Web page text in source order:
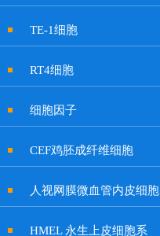
TE-1细胞
RT4细胞
细胞因子
CEF鸡胚成纤维细胞
人视网膜微血管内皮细胞
HMEL 永生上皮细胞系